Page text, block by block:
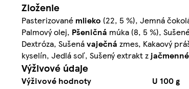
Zloženie
Pasterizované mlieko (22, 5 %), Jemná
Palmový olej, Pšeničná múka (8, 5 %),
Dextróza, Sušenávaječná zmes, Kakaový
kyselín, Jedlá soľ, Sušený extrakt z
Výživové údaje
Výživové hodnoty U 100 g